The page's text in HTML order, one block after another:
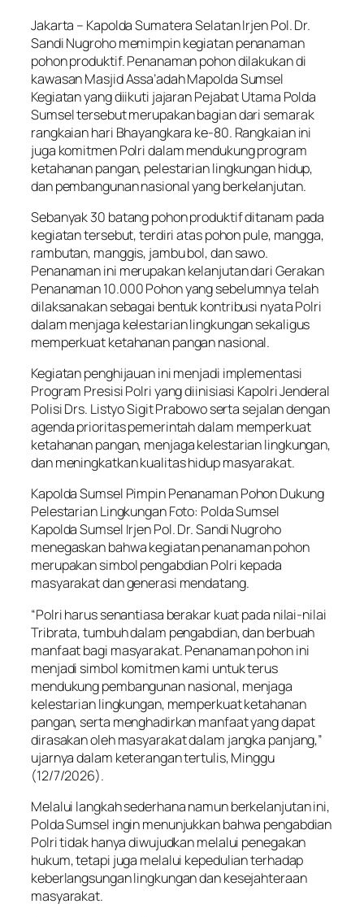
Jakarta – Kapolda Sumatera Selatan Irjen Pol. Dr.
Sandi Nugroho memimpin kegiatan penanaman
pohon produktif. Penanaman pohon dilakukan di
kawasan Masjid Assa’adah Mapolda Sumsel
Kegiatan yang diikuti jajaran Pejabat Utama Polda
Sumsel tersebut merupakan bagian dari semarak
rangkaian hari Bhayangkara ke-80. Rangkaian ini
juga komitmen Polri dalam mendukung program
ketahanan pangan, pelestarian lingkungan hidup,
dan pembangunan nasional yang berkelanjutan.
Sebanyak 30 batang pohon produktif ditanam pada
kegiatan tersebut, terdiri atas pohon pule, mangga,
rambutan, manggis, jambu bol, dan sawo.
Penanaman ini merupakan kelanjutan dari Gerakan
Penanaman 10.000 Pohon yang sebelumnya telah
dilaksanakan sebagai bentuk kontribusi nyata Polri
dalam menjaga kelestarian lingkungan sekaligus
memperkuat ketahanan pangan nasional.
Kegiatan penghijauan ini menjadi implementasi
Program Presisi Polri yang diinisiasi Kapolri Jenderal
Polisi Drs. Listyo Sigit Prabowo serta sejalan dengan
agenda prioritas pemerintah dalam memperkuat
ketahanan pangan, menjaga kelestarian lingkungan,
dan meningkatkan kualitas hidup masyarakat.
Kapolda Sumsel Pimpin Penanaman Pohon Dukung
Pelestarian Lingkungan Foto: Polda Sumsel
Kapolda Sumsel Irjen Pol. Dr. Sandi Nugroho
menegaskan bahwa kegiatan penanaman pohon
merupakan simbol pengabdian Polri kepada
masyarakat dan generasi mendatang.
“Polri harus senantiasa berakar kuat pada nilai-nilai
Tribrata, tumbuh dalam pengabdian, dan berbuah
manfaat bagi masyarakat. Penanaman pohon ini
menjadi simbol komitmen kami untuk terus
mendukung pembangunan nasional, menjaga
kelestarian lingkungan, memperkuat ketahanan
pangan, serta menghadirkan manfaat yang dapat
dirasakan oleh masyarakat dalam jangka panjang,”
ujarnya dalam keterangan tertulis, Minggu
(12/7/2026).
Melalui langkah sederhana namun berkelanjutan ini,
Polda Sumsel ingin menunjukkan bahwa pengabdian
Polri tidak hanya diwujudkan melalui penegakan
hukum, tetapi juga melalui kepedulian terhadap
keberlangsungan lingkungan dan kesejahteraan
masyarakat.